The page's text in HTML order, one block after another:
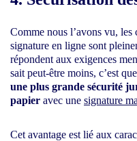
Comme nous l’avons vu, les
signature en ligne sont
répondent aux exigences
sait peut-être moins, c’est
une plus grande sécurité
papier avec une signature
Cet avantage est lié aux